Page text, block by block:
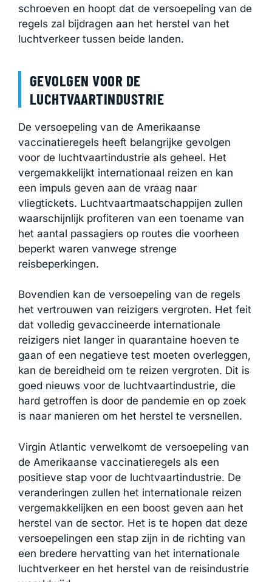
schroeven en hoopt dat de versoepeling van de
regels zal bijdragen aan het herstel van het
luchtverkeer tussen beide landen.
GEVOLGEN VOOR DE
LUCHTVAARTINDUSTRIE
De versoepeling van de Amerikaanse
vaccinatieregels heeft belangrijke gevolgen
voor de luchtvaartindustrie als geheel. Het
vergemakkelijkt internationaal reizen en kan
een impuls geven aan de vraag naar
vliegtickets. Luchtvaartmaatschappijen zullen
waarschijnlijk profiteren van een toename van
het aantal passagiers op routes die voorheen
beperkt waren vanwege strenge
reisbeperkingen.
Bovendien kan de versoepeling van de regels
het vertrouwen van reizigers vergroten. Het feit
dat volledig gevaccineerde internationale
reizigers niet langer in quarantaine hoeven te
gaan of een negatieve test moeten overleggen,
kan de bereidheid om te reizen vergroten. Dit is
goed nieuws voor de luchtvaartindustrie, die
hard getroffen is door de pandemie en op zoek
is naar manieren om het herstel te versnellen.
Virgin Atlantic verwelkomt de versoepeling van
de Amerikaanse vaccinatieregels als een
positieve stap voor de luchtvaartindustrie. De
veranderingen zullen het internationale reizen
vergemakkelijken en een boost geven aan het
herstel van de sector. Het is te hopen dat deze
versoepelingen een stap zijn in de richting van
een bredere hervatting van het internationale
luchtverkeer en het herstel van de reisindustrie